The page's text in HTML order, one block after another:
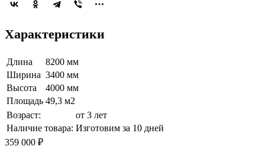
Характеристики
Длина
8200 мм
Ширина 3400 мм
Высота
4000 мм
Площадь 49,3 м2
Возраст:
от 3 лет
Наличие товара: Изготовим за 10 дней
359 000 ₽